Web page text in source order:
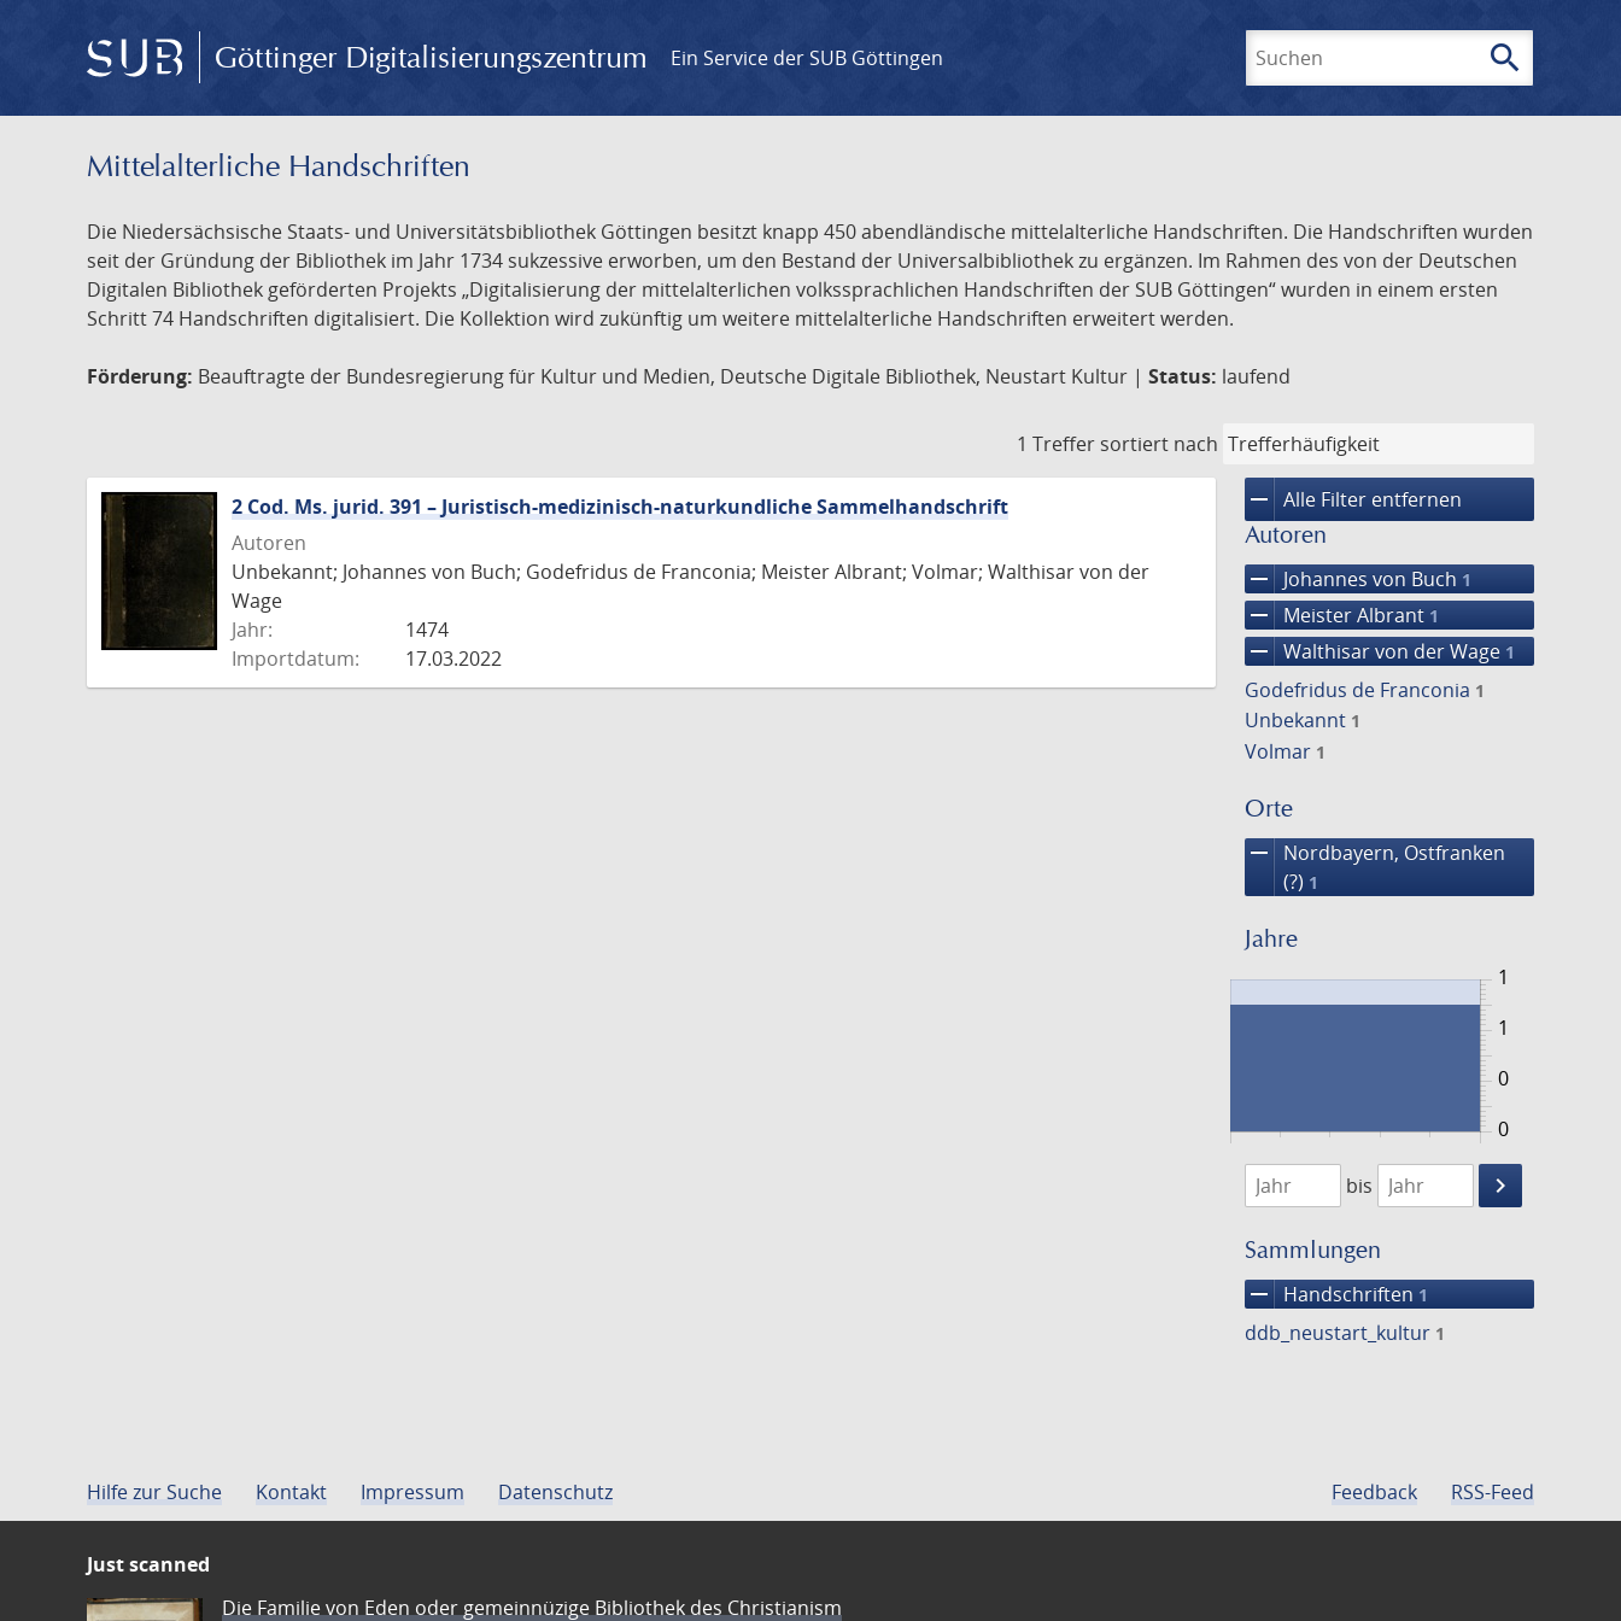
Göttinger Digitalisierungszentrum Ein Service der SUB Göttingen search
Mittelalterliche Handschriften
Die Niedersächsische Staats- und Universitätsbibliothek Göttingen besitzt knapp 450 abendländische mittelalterliche Handschriften. Die Handschriften wurden
seit der Gründung der Bibliothek im Jahr 1734 sukzessive erworben, um den Bestand der Universalbibliothek zu ergänzen. Im Rahmen des von der Deutschen
Digitalen Bibliothek geförderten Projekts „Digitalisierung der mittelalterlichen volkssprachlichen Handschriften der SUB Göttingen“ wurden in einem ersten
Schritt 74 Handschriften digitalisiert. Die Kollektion wird zukünftig um weitere mittelalterliche Handschriften erweitert werden.
Förderung: Beauftragte der Bundesregierung für Kultur und Medien, Deutsche Digitale Bibliothek, Neustart Kultur | Status: laufend
1 Treffer sortiert nach
remove Alle Filter entfernen
Autoren
remove Johannes von Buch 1
remove Meister Albrant 1
remove Walthisar von der Wage 1
Godefridus de Franconia 1
Unbekannt 1
Volmar 1
Orte
remove
Nordbayern, Ostfranken
(?) 1
Jahre
0
1
0
1
1474
1475
bis
keyboard_arrow_right
Suche
Sammlungen
remove Handschriften 1
ddb_neustart_kultur 1
2 Cod. Ms. jurid. 391 – Juristisch-medizinisch-naturkundliche Sammelhandschrift
Autoren
Unbekannt; Johannes von Buch; Godefridus de Franconia; Meister Albrant; Volmar; Walthisar von der
Wage
Jahr:
1474
Importdatum:
17.03.2022
Hilfe zur Suche Kontakt Impressum Datenschutz Feedback RSS-Feed
Just scanned
Die Familie von Eden oder gemeinnüzige Bibliothek des Christianism